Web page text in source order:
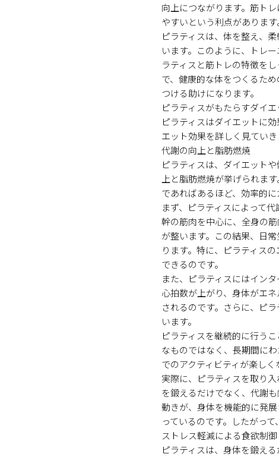
向上につながります。筋ト
やすいという利点があります
ピラティスは、体を整え、
います。このように、トレ
ラティスと筋トレの特徴を
で、健康的な体をつくるた
つける助けになります。
ピラティスがもたらすダイ
ピラティスはダイエットに
エット効果を詳しく見ていき
代謝の向上と脂肪燃焼
ピラティスは、ダイエット
上と脂肪燃焼が挙げられま
であればあるほど、効率的
まず、ピラティスによって
幹の筋肉を中心に、全身の
が整います。この結果、日
ります。特に、ピラティス
できるのです。
また、ピラティスにはイン
心拍数が上がり、身体がエ
されるのです。さらに、ピ
います。
ピラティスを継続的に行う
なものではなく、長期間に
でのアクティビティが楽しく
実際に、ピラティスを取り
を鍛えるだけでなく、代謝
動きが、身体を機能的に発
っているのです。したがっ
ストレス軽減による食欲制御
ピラティスは、身体を鍛え